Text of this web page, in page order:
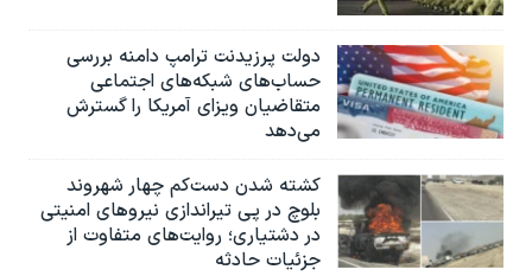
دولت پرزیدنت ترامپ دامنه بررسی
حساب‌های شبکه‌های اجتماعی
متقاضیان ویزای آمریکا را گسترش
می‌دهد
کشته شدن دست‌کم چهار شهروند
بلوچ در پی تیراندازی نیروهای امنیتی
در دشتیاری؛ روایت‌های متفاوت از
جزئیات حادثه